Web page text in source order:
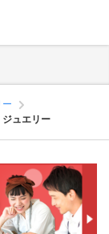
ー
ュエリー